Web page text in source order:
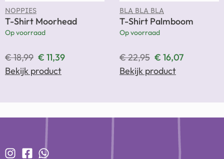
NOPPIES
T-Shirt Moorhead
Op voorraad
€18,99 € 11,39
Bekijk product
BLA BLA BLA
T-Shirt Palmboom
Op voorraad
€22,95 € 16,07
Bekijk product